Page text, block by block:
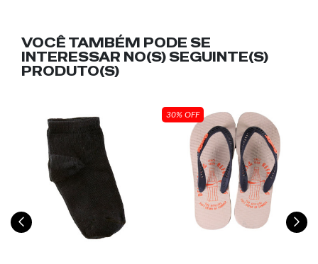
VOCÊ TAMBÉM PODE SE
INTERESSAR NO(S) SEGUINTE(S)
PRODUTO(S)
30% OFF